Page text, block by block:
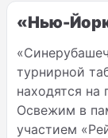
«Нью-
турнирной
находятся на
Освежим в
участием